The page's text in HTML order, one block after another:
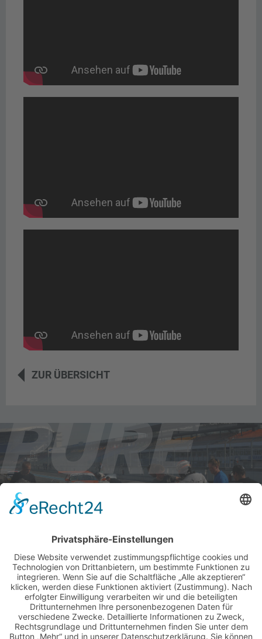
ZUR ÜBERSICHT
AKTUELLE RENNTERMINE
ALLE NEWS PER E-MAIL